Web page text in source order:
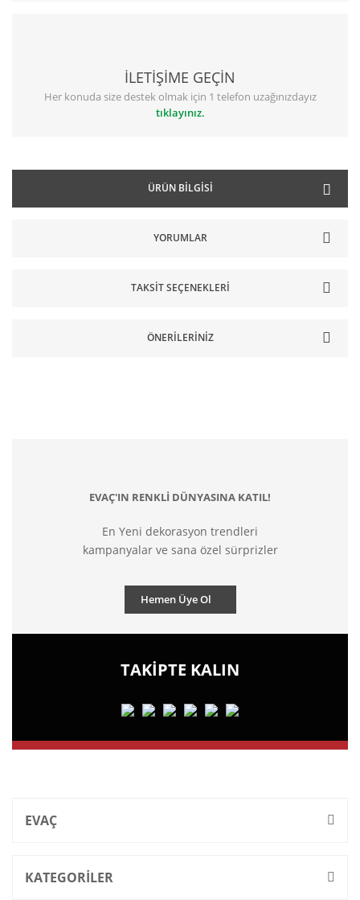
İLETİŞİME GEÇİN
Her konuda size destek olmak için 1 telefon uzağınızdayız
tıklayınız.
ÜRÜN BILGISI
YORUMLAR
TAKSIT SEÇENEKLERI
ÖNERILERINIZ
EVAÇ'IN RENKLİ DÜNYASINA KATIL!
En Yeni dekorasyon trendleri
kampanyalar ve sana özel sürprizler
Hemen Üye Ol
TAKİPTE KALIN
EVAÇ
KATEGORİLER